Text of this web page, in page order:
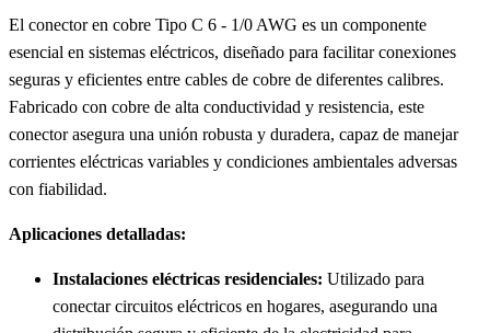
El conector en cobre Tipo C 6 - 1/0 AWG es un componente
esencial en sistemas eléctricos, diseñado para facilitar conexiones
seguras y eficientes entre cables de cobre de diferentes calibres.
Fabricado con cobre de alta conductividad y resistencia, este
conector asegura una unión robusta y duradera, capaz de manejar
corrientes eléctricas variables y condiciones ambientales adversas
con fiabilidad.
Aplicaciones detalladas:
Instalaciones eléctricas residenciales: Utilizado para
conectar circuitos eléctricos en hogares, asegurando una